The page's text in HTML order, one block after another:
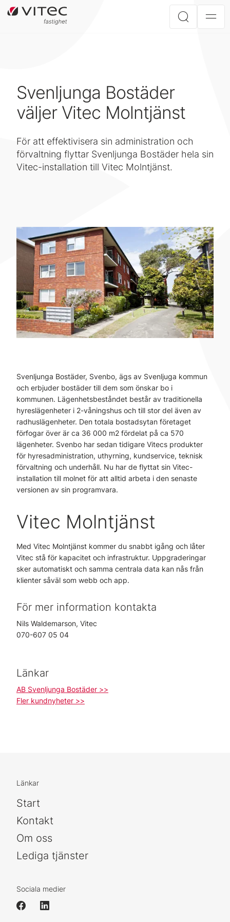
Svenljunga Bostäder
väljer Vitec Molntjänst
För att effektivisera sin administration och
förvaltning flyttar Svenljunga Bostäder hela sin
Vitec-installation till Vitec Molntjänst.
Svenljunga Bostäder, Svenbo, ägs av Svenljuga kommun
och erbjuder bostäder till dem som önskar bo i
kommunen. Lägenhetsbeståndet består av traditionella
hyreslägenheter i 2-våningshus och till stor del även av
radhuslägenheter. Den totala bostadsytan företaget
förfogar över är ca 36 000 m2 fördelat på ca 570
lägenheter. Svenbo har sedan tidigare Vitecs produkter
för hyresadministration, uthyrning, kundservice, teknisk
förvaltning och underhåll. Nu har de flyttat sin Vitec-
installation till molnet för att alltid arbeta i den senaste
versionen av sin programvara.
Vitec Molntjänst
Med Vitec Molntjänst kommer du snabbt igång och låter
Vitec stå för kapacitet och infrastruktur. Uppgraderingar
sker automatiskt och samma centrala data kan nås från
klienter såväl som webb och app.
För mer information kontakta
Nils Waldemarson, Vitec
070-607 05 04
Länkar
AB Svenljunga Bostäder >>
Fler kundnyheter >>
Länkar
Start
Kontakt
Om oss
Lediga tjänster
Sociala medier